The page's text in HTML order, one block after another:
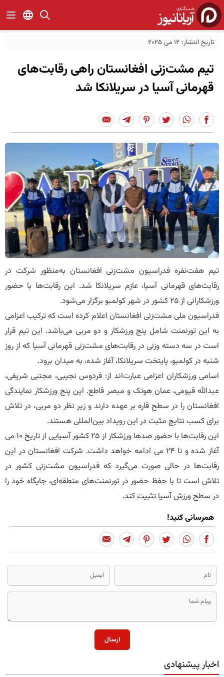
تاریخ انتشار: 12 می 2025
تیم مشت‌زنی افغانستان راهی رقابت‌های
قهرمانی آسیا در سریلانکا شد
تیم هفت‌نفره فدراسیون مشت‌زنی افغانستان به‌منظور شرکت در
رقابت‌های قهرمانی آسیا، عازم سریلانکا شد. این رقابت‌ها با حضور
ورزشکارانی از ۲۵ کشور در شهر کولمبو برگزار می‌شود.
فدراسیون ملی مشت‌زنی افغانستان اعلام کرده است که ترکیب اعزامی
به این تورنمنت شامل پنج ورزشکار و دو مربی می‌باشد. این تیم قرار
است در سه دسته وزنی در رقابت‌های مشت‌زنی قهرمانی آسیا که از روز
شنبه در کولمبو، پایتخت سریلانکا، آغاز شده، به میدان برود.
اسامی ورزشکاران اعزامی عبارت‌اند از: فردوس نجیبی، مجتبی شریفی،
عبدالله قیومی، عمان هوتک و مبصر قاطع. این پنج ورزشکار نمایندگی
افغانستان را در سطح قاره بر عهده دارند و زیر نظر دو مربی، در تلاش
برای کسب نتایج مثبت در این رویداد بین‌المللی هستند.
این رقابت‌ها با حضور صدها ورزشکار از ۲۵ کشور آسیایی از تاریخ ۱۰ می
آغاز شده و تا ۲۴ می ادامه خواهد داشت. شرکت افغانستان در این
رقابت‌ها در حالی صورت می‌گیرد که فدراسیون مشت‌زنی کشور در
تلاش است تا با حفظ حضور در تورنمنت‌های منطقه‌ای، جایگاه خود را
در سطح ورزش آسیا تثبیت کند.
همرسانی کنید!
ارسال
اخبار پیشنهادی